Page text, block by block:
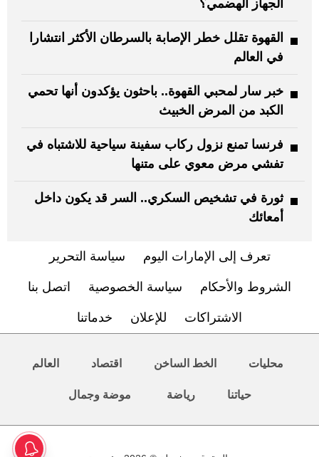
الجهاز الهضمي؟
القهوة تقلل خطر الإصابة بالسرطان الأكثر انتشارا
في العالم
خبر سار لمحبي القهوة.. باحثون يؤكدون أنها تحمي
الكبد من المرض الخبيث
فرنسا تمنع نزول ركاب سفينة سياحية للاشتباه في
تفشي مرض معوي على متنها
ثورة في تشخيص السكري.. السر قد يكون داخل
أمعائك
تعرف إلى الإمارات اليوم سياسة التحرير
الشروط والأحكام سياسة الخصوصية اتصل بنا
الاشتراكات للإعلان خدماتنا
محليات الخط الساخن اقتصاد العالم
حياتنا رياضة موضة وجمال